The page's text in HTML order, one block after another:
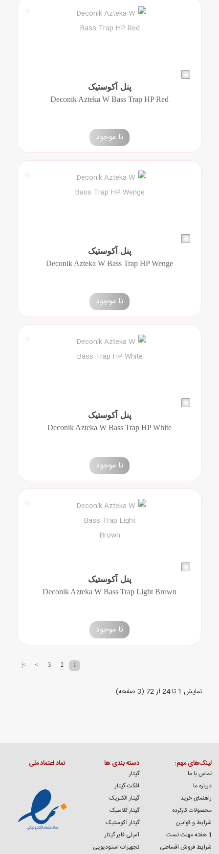
پنل آکوستیک
Deconik Azteka W Bass Trap HP Red
نا موجود
پنل آکوستیک
Deconik Azteka W Bass Trap HP Wenge
نا موجود
پنل آکوستیک
Deconik Azteka W Bass Trap HP White
نا موجود
پنل آکوستیک
Deconik Azteka W Bass Trap Light Brown
نا موجود
1
2
3
>
>|
نمايش 1 تا 24 از 72 (3 صفحه)
لینک‌های مهم:
تماس با ما
درباره ما
راهنمای خرید
محصولات کارکرده
شرایط و قوانین
1 هفته مهلت تست
شرایط فروش اقساطی
دسته بندی ها
گیتار
افکت گیتار
گیتار الکتریک
گیتار کلاسیک
گیتار آکوستیک
آمپلی فایر گیتار
تجهیزات استودیویی
نماد اعتماد ملی